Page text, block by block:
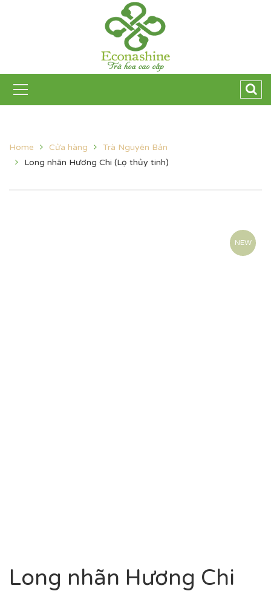
Home Cửa hàng
Trà Nguyên Bản
Long nhãn Hương Chi (Lọ thủy tinh)
NEW
Long nhãn Hương Chi